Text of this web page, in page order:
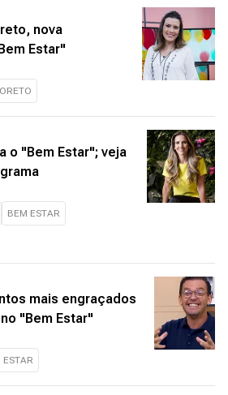
nova
Estar"
o "Bem Estar"; veja
BEM ESTAR
mais engraçados
"Bem Estar"
ESTAR